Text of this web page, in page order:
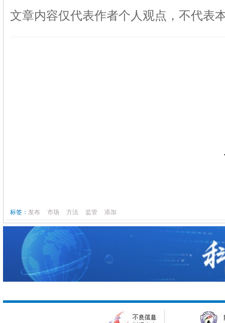
文章内容仅代表作者个人观点，不代表
标签： 发布 市场 方法 监管 添加